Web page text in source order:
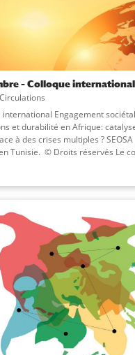
– Colloque international
Circulations
international Engagement
et durabilité en Afrique:
à des crises multiples ?
Tunisie. © Droits réservés Le